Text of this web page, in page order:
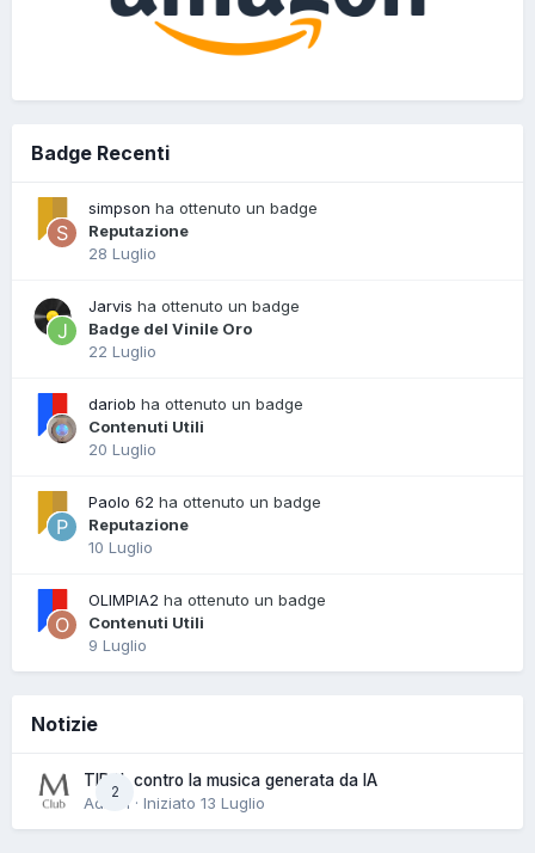
Badge Recenti
simpson ha ottenuto un badge
Reputazione
28 Luglio
Jarvis ha ottenuto un badge
Badge del Vinile Oro
22 Luglio
dariob ha ottenuto un badge
Contenuti Utili
20 Luglio
Paolo 62 ha ottenuto un badge
Reputazione
10 Luglio
OLIMPIA2 ha ottenuto un badge
Contenuti Utili
9 Luglio
Notizie
2
TIDAL contro la musica generata da IA
Admin · Iniziato 13 Luglio